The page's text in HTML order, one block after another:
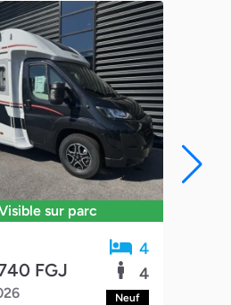
sur parc
FGJ
4
4
Neuf
DESTOCKAGE